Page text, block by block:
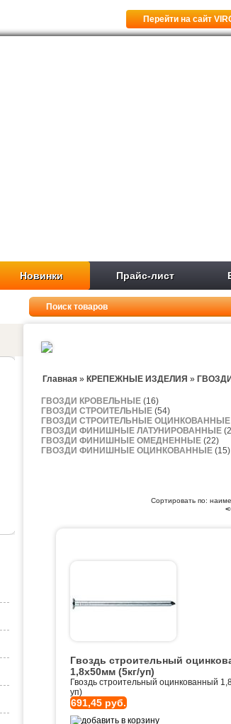
Перейти на сайт
Новинки Прайс-лист
Главная » КРЕПЕЖНЫЕ ИЗДЕЛИЯ » ГВОЗДИ
ГВОЗДИ КРОВЕЛЬНЫЕ (16)
ГВОЗДИ СТРОИТЕЛЬНЫЕ (54)
ГВОЗДИ СТРОИТЕЛЬНЫЕ ОЦИНКОВАННЫЕ
ГВОЗДИ ФИНИШНЫЕ ЛАТУНИРОВАННЫЕ
ГВОЗДИ ФИНИШНЫЕ ОМЕДНЕННЫЕ (22)
ГВОЗДИ ФИНИШНЫЕ ОЦИНКОВАННЫЕ (15)
Сортировать по:
Гвоздь строительный
1,8х50мм (5кг/уп)
Гвоздь строительный оцинкованный
уп)
691,45 руб.